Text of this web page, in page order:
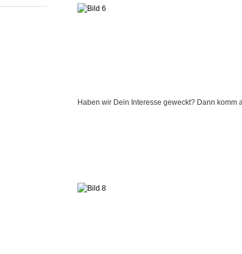
Haben wir Dein Interesse geweckt? Dann